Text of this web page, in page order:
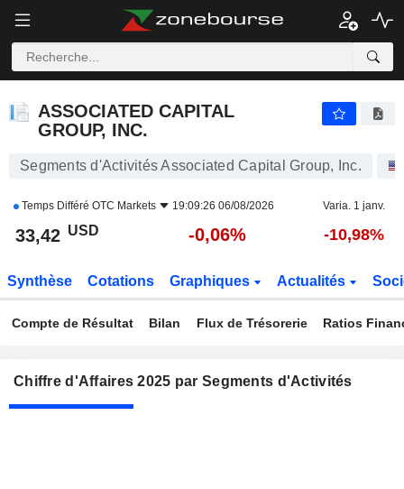
ASSOCIATED CAPITAL
GROUP, INC.
Segments d'Activités Associated Capital Group, Inc.
Temps Différé OTC Markets 19:09:26 06/08/2026 Varia. 1 janv.
33,42 USD -0,06% -10,98%
Synthèse Cotations Graphiques Actualités
Compte de Résultat Bilan Flux de Trésorerie Ratios
Chiffre d'Affaires 2025 par Segments d'Activités